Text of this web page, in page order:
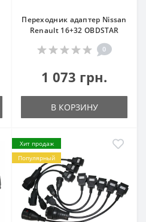
Переходник адаптер Nissan
Renault 16+32 OBDSTAR
0
1 073 грн.
В КОРЗИНУ
Хит продаж
Популярный